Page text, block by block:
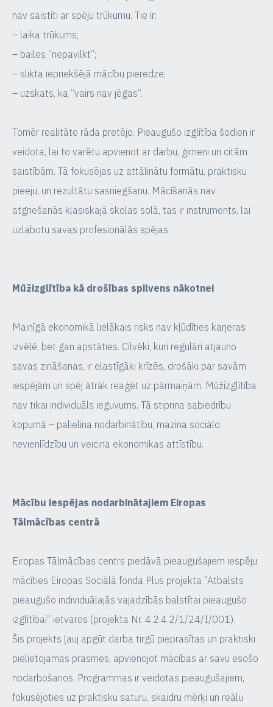
nav saistīti ar spēju trūkumu. Tie ir:
– laika trūkums;
– bailes “nepavilkt”;
– slikta iepriekšējā mācību pieredze;
– uzskats, ka “vairs nav jēgas”.
Tomēr realitāte rāda pretējo. Pieaugušo izglītība šodien ir
veidota, lai to varētu apvienot ar darbu, ģimeni un citām
saistībām. Tā fokusējas uz attālinātu formātu, praktisku
pieeju, un rezultātu sasniegšanu. Mācīšanās nav
atgriešanās klasiskajā skolas solā, tas ir instruments, lai
uzlabotu savas profesionālās spējas.
Mūžizglītība kā drošības spilvens nākotnei
Mainīgā ekonomikā lielākais risks nav kļūdīties karjeras
izvēlē, bet gan apstāties. Cilvēki, kuri regulāri atjauno
savas zināšanas, ir elastīgāki krīzēs, drošāki par savām
iespējām un spēj ātrāk reaģēt uz pārmaiņām. Mūžizglītība
nav tikai individuāls ieguvums. Tā stiprina sabiedrību
kopumā – palielina nodarbinātību, mazina sociālo
nevienlīdzību un veicina ekonomikas attīstību.
Mācību iespējas nodarbinātajiem Eiropas
Tālmācības centrā
Eiropas Tālmācības centrs piedāvā pieaugušajiem iespēju
mācīties Eiropas Sociālā fonda Plus projekta “Atbalsts
pieaugušo individuālajās vajadzībās balstītai pieaugušo
izglītībai” ietvaros (projekta Nr. 4.2.4.2/1/24/I/001).
Šis projekts ļauj apgūt darba tirgū pieprasītas un praktiski
pielietojamas prasmes, apvienojot mācības ar savu esošo
nodarbošanos. Programmas ir veidotas pieaugušajiem,
fokusējoties uz praktisku saturu, skaidru mērķi un reālu